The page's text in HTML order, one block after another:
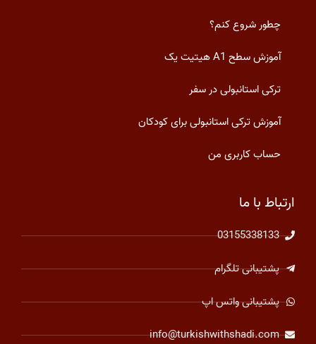
چطور شروع کنم؟
آموزش سطح A1 هیتیت یک
ترکی استانبولی در سفر
آموزش ترکی استانبولی برای کودکان
حساب کاربری من
ارتباط با ما
03155338133
پشتیبانی تلگرام
پشتیبانی واتس اپ
info@turkishwithshadi.com